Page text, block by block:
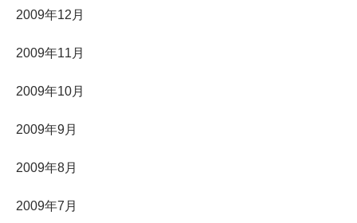
2009年12月
2009年11月
2009年10月
2009年9月
2009年8月
2009年7月